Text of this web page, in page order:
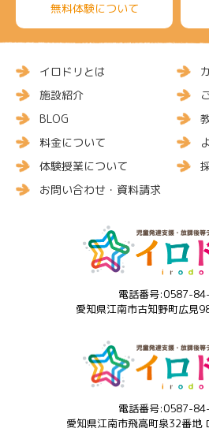
無料体験について
イロドリとは
施設紹介
BLOG
料金について
体験授業について
お問い合わせ・資料請求
電話番号:0587-
愛知県江南市古知野町広見
電話番号:0587-
愛知県江南市飛高町泉32番地